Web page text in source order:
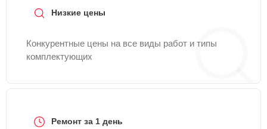
Низкие цены
Конкурентные цены на все виды работ и типы
комплектующих
Ремонт за 1 день